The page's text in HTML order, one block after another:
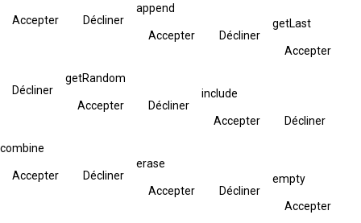
Accepter Décliner
append
Accepter Décliner
getLast
Accepter
Décliner
getRandom
Accepter Décliner
include
Accepter Décliner
combine
Accepter Décliner
erase
Accepter Décliner
empty
Accepter